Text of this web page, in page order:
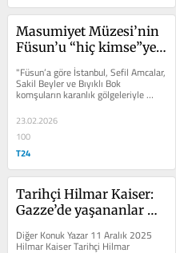
Masumiyet Müzesi’nin
Füsun’u “hiç kimse”ye
"Füsun’a göre İstanbul, Sefil Amcalar,
Sakil Beyler ve Bıyıklı Bok
komşuların karanlık gölgeleriyle
doluydu. Füsun’un şaştığı bir...
23.02.2026
100
T24
Tarihçi Hilmar Kaiser:
Gazze’de yaşananlar
ürünü; Netanyahu da
Diğer Konuk Yazar 11 Aralık 2025
Hilmar Kaiser Tarihçi Hilmar